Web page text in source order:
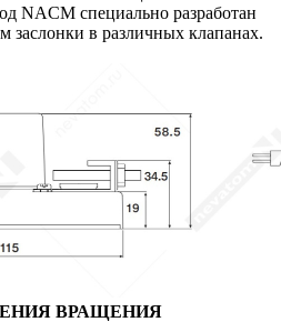
NACM специально разработан
заслонки в различных клапанах.
ВРАЩЕНИЯ